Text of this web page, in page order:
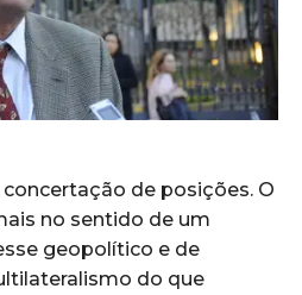
de posições. O
no sentido de um
geopolítico e de
do que